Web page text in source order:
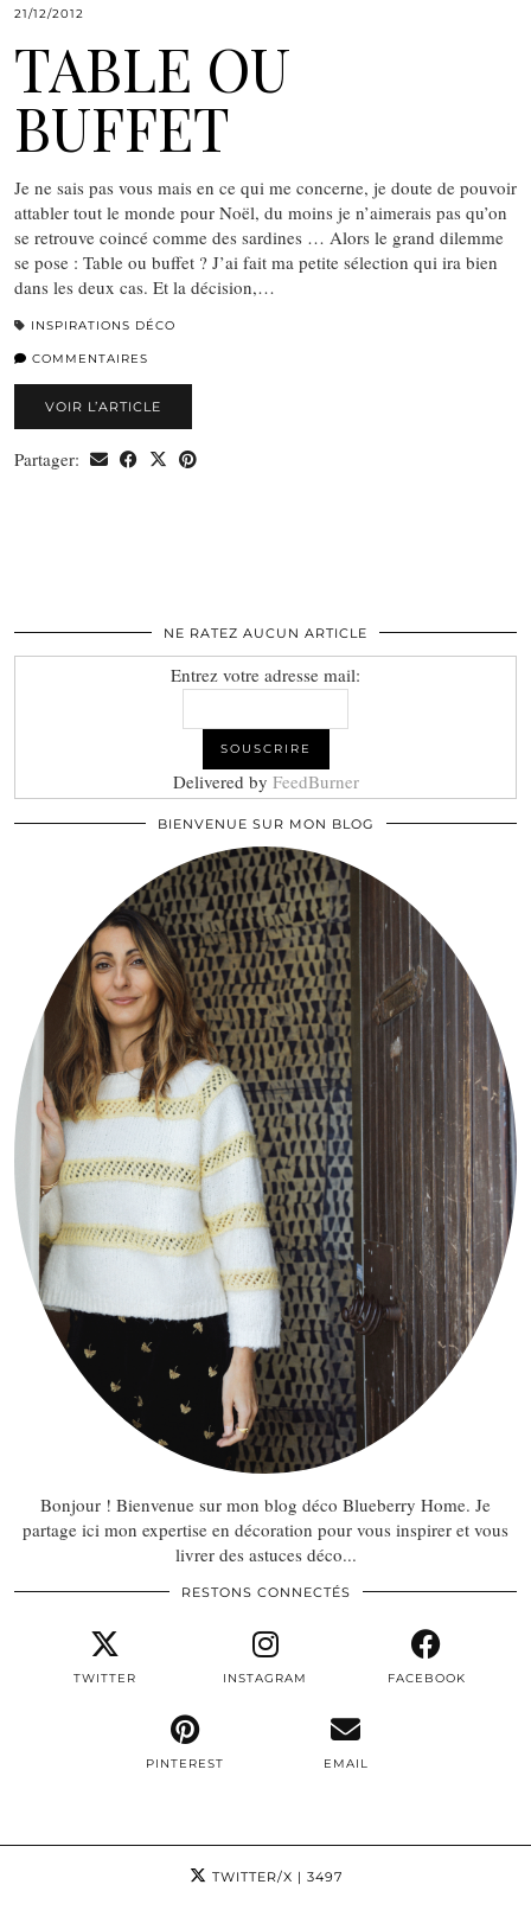
21/12/2012
TABLE OU
BUFFET
Je ne sais pas vous mais en ce qui me concerne, je doute de pouvoir
attabler tout le monde pour Noël, du moins je n’aimerais pas qu’on
se retrouve coincé comme des sardines … Alors le grand dilemme
se pose : Table ou buffet ? J’ai fait ma petite sélection qui ira bien
dans les deux cas. Et la décision,…
INSPIRATIONS DÉCO
COMMENTAIRES
VOIR L’ARTICLE
Partager:
NE RATEZ AUCUN ARTICLE
Entrez votre adresse mail:
Delivered by FeedBurner
BIENVENUE SUR MON BLOG
Bonjour ! Bienvenue sur mon blog déco Blueberry Home. Je
partage ici mon expertise en décoration pour vous inspirer et vous
livrer des astuces déco...
RESTONS CONNECTÉS
TWITTER INSTAGRAM FACEBOOK
PINTEREST EMAIL
TWITTER/X | 3497